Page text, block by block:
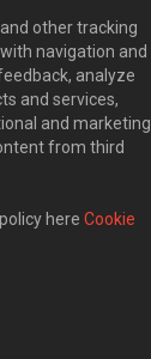
other tracking
navigation and
analyze
and services,
and marketing
from third
here Cookie